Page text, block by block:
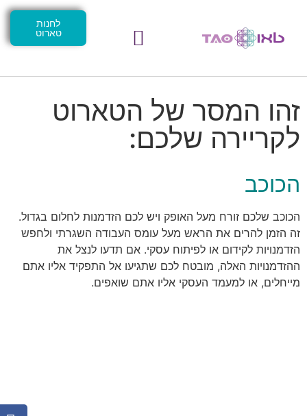
לחנות
טארוט
זהו המסר של הטארוט
לקריירה שלכם:
הכוכב
הכוכב שלכם זורח מעל האופק ויש לכם הזדמנות לחלום בגדול.
זה הזמן להרים את הראש מעל עומס העבודה השגרתי ולחפש
הזדמנויות לקידום או לפיתוח עסקי. אם תדעו לנצל את
ההזדמנויות האלה, מובטח לכם שתגיעו אל התפקיד אליו אתם
מייחלים, או למעמד העסקי אליו אתם שואפים.